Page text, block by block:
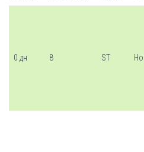
0 дн 8 ST